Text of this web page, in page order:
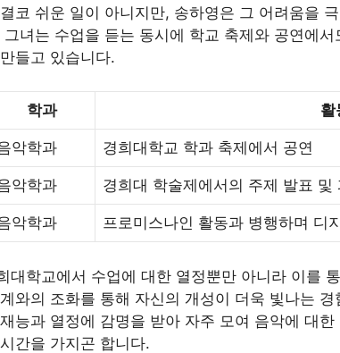
코 쉬운 일이 아니지만, 송하영은 그 어려움을
그녀는 수업을 듣는 동시에 학교 축제와 공연에
들고 있습니다.
학과 활
악학과 경희대학교 학과 축제에서 공연
악학과 경희대 학술제에서의 주제 발표 및
악학과 프로미스나인 활동과 병행하며 디
대학교에서 수업에 대한 열정뿐만 아니라 이를
와의 조화를 통해 자신의 개성이 더욱 빛나는
능과 열정에 감명을 받아 자주 모여 음악에 대
간을 가지곤 합니다.